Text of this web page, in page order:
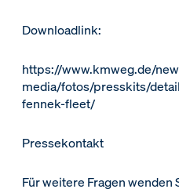
Downloadlink:
https://www.kmweg.de/
media/fotos/presskits/
fennek-fleet/
Pressekontakt
Für weitere Fragen wenden